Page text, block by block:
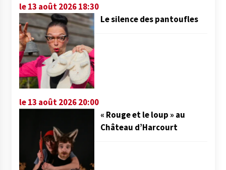
le 13 août 2026 18:30
Le silence des pantoufles
le 13 août 2026 20:00
« Rouge et le loup » au
Château d’Harcourt